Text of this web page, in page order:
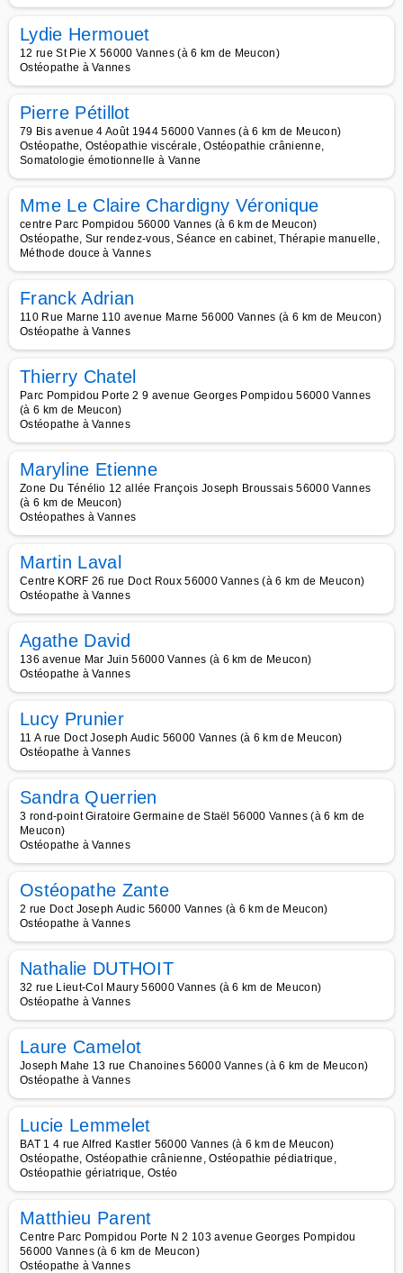
Lydie Hermouet
12 rue St Pie X 56000 Vannes (à 6 km de Meucon)
Ostéopathe à Vannes
Pierre Pétillot
79 Bis avenue 4 Août 1944 56000 Vannes (à 6 km de Meucon)
Ostéopathe, Ostéopathie viscérale, Ostéopathie crânienne,
Somatologie émotionnelle à Vanne
Mme Le Claire Chardigny Véronique
centre Parc Pompidou 56000 Vannes (à 6 km de Meucon)
Ostéopathe, Sur rendez-vous, Séance en cabinet, Thérapie manuelle,
Méthode douce à Vannes
Franck Adrian
110 Rue Marne 110 avenue Marne 56000 Vannes (à 6 km de Meucon)
Ostéopathe à Vannes
Thierry Chatel
Parc Pompidou Porte 2 9 avenue Georges Pompidou 56000 Vannes
(à 6 km de Meucon)
Ostéopathe à Vannes
Maryline Etienne
Zone Du Ténélio 12 allée François Joseph Broussais 56000 Vannes
(à 6 km de Meucon)
Ostéopathes à Vannes
Martin Laval
Centre KORF 26 rue Doct Roux 56000 Vannes (à 6 km de Meucon)
Ostéopathe à Vannes
Agathe David
136 avenue Mar Juin 56000 Vannes (à 6 km de Meucon)
Ostéopathe à Vannes
Lucy Prunier
11 A rue Doct Joseph Audic 56000 Vannes (à 6 km de Meucon)
Ostéopathe à Vannes
Sandra Querrien
3 rond-point Giratoire Germaine de Staël 56000 Vannes (à 6 km de
Meucon)
Ostéopathe à Vannes
Ostéopathe Zante
2 rue Doct Joseph Audic 56000 Vannes (à 6 km de Meucon)
Ostéopathe à Vannes
Nathalie DUTHOIT
32 rue Lieut-Col Maury 56000 Vannes (à 6 km de Meucon)
Ostéopathe à Vannes
Laure Camelot
Joseph Mahe 13 rue Chanoines 56000 Vannes (à 6 km de Meucon)
Ostéopathe à Vannes
Lucie Lemmelet
BAT 1 4 rue Alfred Kastler 56000 Vannes (à 6 km de Meucon)
Ostéopathe, Ostéopathie crânienne, Ostéopathie pédiatrique,
Ostéopathie gériatrique, Ostéo
Matthieu Parent
Centre Parc Pompidou Porte N 2 103 avenue Georges Pompidou
56000 Vannes (à 6 km de Meucon)
Ostéopathe à Vannes